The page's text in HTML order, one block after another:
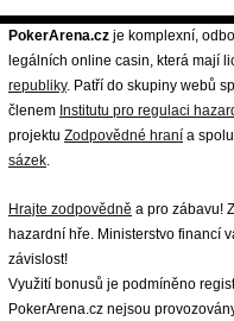
PokerArena.cz je komplexní,
legálních online casin, která mají
republiky. Patří do skupiny webů
členem Institutu pro regulaci
projektu Zodpovědné hraní a
sázek
Hrajte zodpovědně a pro zábavu!
hazardní hře. Ministerstvo financí
závislost!
Využití bonusů je podmíněno
PokerArena.cz nejsou